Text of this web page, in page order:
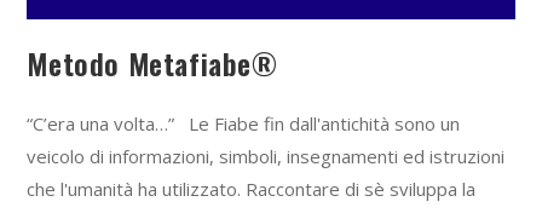
Metodo Metafiabe®
“C’era una volta…” Le Fiabe fin dall'antichità sono un
veicolo di informazioni, simboli, insegnamenti ed istruzioni
che l'umanità ha utilizzato. Raccontare di sè sviluppa la